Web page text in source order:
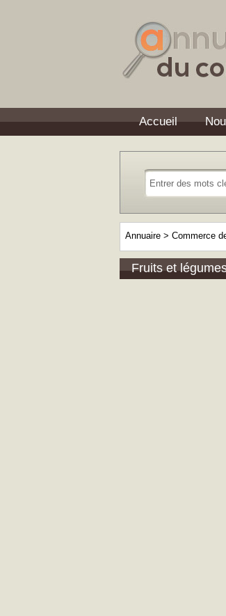
Accueil
Annuaire > Commerce
Fruits et